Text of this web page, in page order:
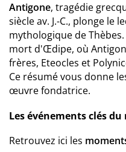
Antigone, tragédie
siècle av. J.-C., plonge le
mythologique de
mort d'Œdipe, où
frères, Eteocles et
Ce résumé vous donne
œuvre fondatrice.
Les événements clés du
Retrouvez ici les